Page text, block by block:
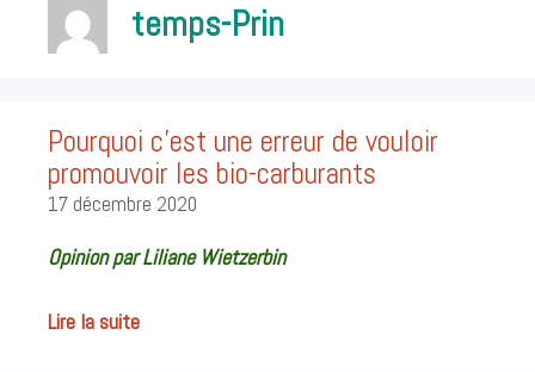
temps-Prin
Pourquoi c’est une erreur de vouloir
promouvoir les bio-carburants
17 décembre 2020
Opinion par Liliane Wietzerbin
Lire la suite